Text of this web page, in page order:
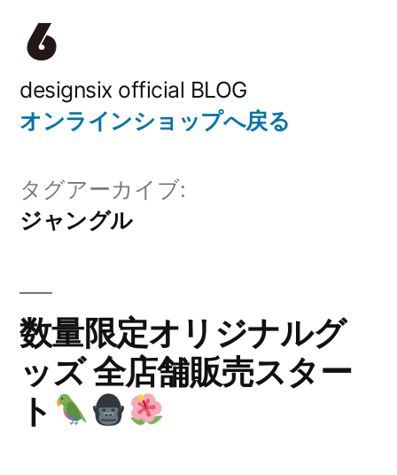
designsix official BLOG
オンラインショップへ戻る
タグアーカイブ:
ジャングル
数量限定オリジナルグ
ッズ 全店舗販売スター
ト